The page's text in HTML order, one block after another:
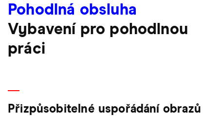
Pohodlná obsluha
Vybavení pro pohodlnou
práci
Přizpůsobitelné uspořádání obrazů